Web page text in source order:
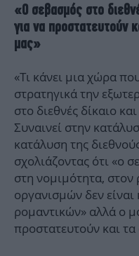
«Ο σεβασμός στο
για να προστατευτούν
μας»
«Τι κάνει μια χώρα
στρατηγικά την
στο διεθνές δίκαιο
Συναινεί στην
κατάλυση της
σχολιάζοντας ότι «ο
στη νομιμότητα,
οργανισμών δεν
ρομαντικών» αλλά ο
προστατευτούν και